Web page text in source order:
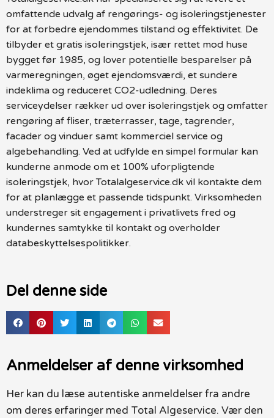
omfattende udvalg af rengørings- og isoleringstjenester
for at forbedre ejendommes tilstand og effektivitet. De
tilbyder et gratis isoleringstjek, især rettet mod huse
bygget før 1985, og lover potentielle besparelser på
varmeregningen, øget ejendomsværdi, et sundere
indeklima og reduceret CO2-udledning. Deres
serviceydelser rækker ud over isoleringstjek og omfatter
rengøring af fliser, træterrasser, tage, tagrender,
facader og vinduer samt kommerciel service og
algebehandling. Ved at udfylde en simpel formular kan
kunderne anmode om et 100% uforpligtende
isoleringstjek, hvor Totalalgeservice.dk vil kontakte dem
for at planlægge et passende tidspunkt. Virksomheden
understreger sit engagement i privatlivets fred og
kundernes samtykke til kontakt og overholder
databeskyttelsespolitikker.
Del denne side
Anmeldelser af denne virksomhed
Her kan du læse autentiske anmeldelser fra andre
om deres erfaringer med Total Algeservice. Vær den